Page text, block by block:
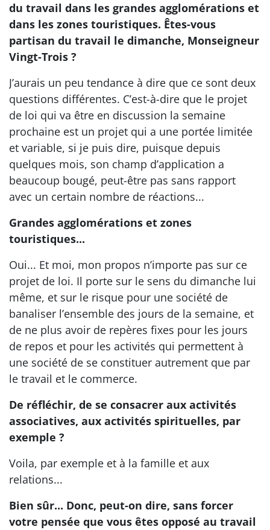
du travail dans les grandes agglomérations et
dans les zones touristiques. Êtes-vous
partisan du travail le dimanche, Monseigneur
Vingt-Trois ?
J’aurais un peu tendance à dire que ce sont deux
questions différentes. C’est-à-dire que le projet
de loi qui va être en discussion la semaine
prochaine est un projet qui a une portée limitée
et variable, si je puis dire, puisque depuis
quelques mois, son champ d’application a
beaucoup bougé, peut-être pas sans rapport
avec un certain nombre de réactions...
Grandes agglomérations et zones
touristiques...
Oui... Et moi, mon propos n’importe pas sur ce
projet de loi. Il porte sur le sens du dimanche lui
même, et sur le risque pour une société de
banaliser l’ensemble des jours de la semaine, et
de ne plus avoir de repères fixes pour les jours
de repos et pour les activités qui permettent à
une société de se constituer autrement que par
le travail et le commerce.
De réfléchir, de se consacrer aux activités
associatives, aux activités spirituelles, par
exemple ?
Voila, par exemple et à la famille et aux
relations...
Bien sûr... Donc, peut-on dire, sans forcer
votre pensée que vous êtes opposé au travail